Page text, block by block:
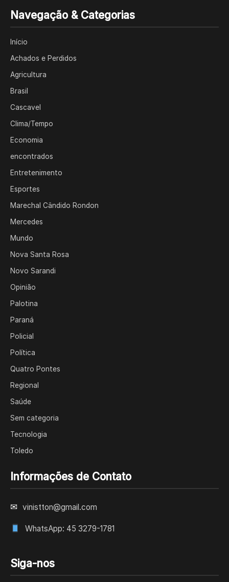
Navegação & Categorias
Início
Achados e Perdidos
Agricultura
Brasil
Cascavel
Clima/Tempo
Economia
encontrados
Entretenimento
Esportes
Marechal Cândido Rondon
Mercedes
Mundo
Nova Santa Rosa
Novo Sarandi
Opinião
Palotina
Paraná
Policial
Política
Quatro Pontes
Regional
Saúde
Sem categoria
Tecnologia
Toledo
Informações de Contato
✉ vinistton@gmail.com
WhatsApp: 45 3279-1781
Siga-nos